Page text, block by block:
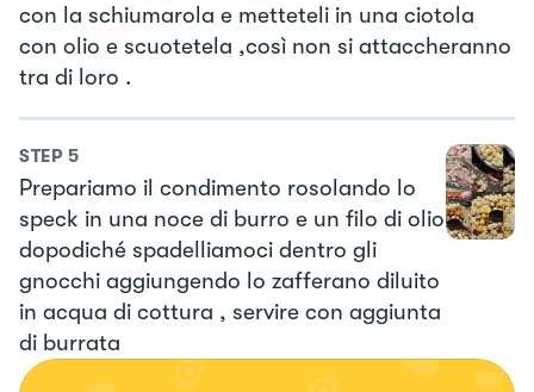
con la schiumarola e metteteli in una ciotola
con olio e scuotetela ,così non si attaccheranno
tra di loro .
STEP 5
Prepariamo il condimento rosolando lo
speck in una noce di burro e un filo di olio
dopodiché spadelliamoci dentro gli
gnocchi aggiungendo lo zafferano diluito
in acqua di cottura , servire con aggiunta
di burrata